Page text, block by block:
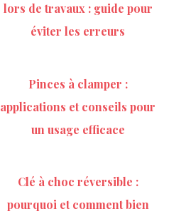
lors de travaux : guide pour
éviter les erreurs
Pinces à clamper :
applications et conseils pour
un usage efficace
Clé à choc réversible :
pourquoi et comment bien